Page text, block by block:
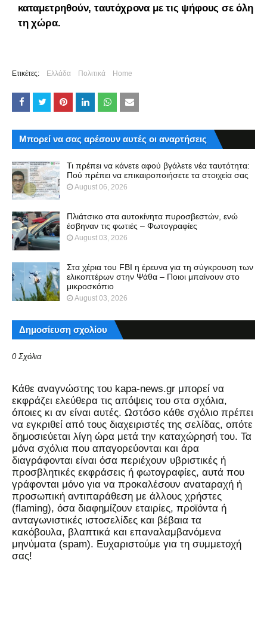
καταμετρηθούν, ταυτόχρονα με τις ψήφους σε όλη
τη χώρα.
Ετικέτες: Ελλάδα Πολιτικά Home
Μπορεί να σας αρέσουν αυτές οι αναρτήσεις
Τι πρέπει να κάνετε αφού βγάλετε νέα ταυτότητα:
Πού πρέπει να επικαιροποιήσετε τα στοιχεία σας
August 06, 2026
Πλιάτσικο στα αυτοκίνητα πυροσβεστών, ενώ
έσβηναν τις φωτιές – Φωτογραφίες
August 03, 2026
Στα χέρια του FBI η έρευνα για τη σύγκρουση των
ελικοπτέρων στην Ψάθα – Ποιοι μπαίνουν στο
μικροσκόπιο
August 03, 2026
Δημοσίευση σχολίου
0 Σχόλια
Kάθε αναγνώστης του kapa-news.gr μπορεί να
εκφράζει ελεύθερα τις απόψεις του στα σχόλια,
όποιες κι αν είναι αυτές. Ωστόσο κάθε σχόλιο πρέπει
να εγκριθεί από τους διαχειριστές της σελίδας, οπότε
δημοσιεύεται λίγη ώρα μετά την καταχώρησή του. Τα
μόνα σχόλια που απαγορεύονται και άρα
διαγράφονται είναι όσα περιέχουν υβριστικές ή
προσβλητικές εκφράσεις ή φωτογραφίες, αυτά που
γράφονται μόνο για να προκαλέσουν αναταραχή ή
προσωπική αντιπαράθεση με άλλους χρήστες
(flaming), όσα διαφημίζουν εταιρίες, προϊόντα ή
ανταγωνιστικές ιστοσελίδες και βέβαια τα
κακόβουλα, βλαπτικά και επαναλαμβανόμενα
μηνύματα (spam). Ευχαριστούμε για τη συμμετοχή
σας!